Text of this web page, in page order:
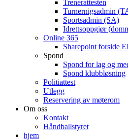
Trenerattesten
Turnernigsadmin
Sportsadmin (SA)
Idrettsoppgjør
Online 365
Sharepoint forside
Spond
Spond for lag og
Spond klubbløsning
Politiattest
Utlegg
Reservering av møterom
Om oss
Kontakt
Håndballstyret
hjem